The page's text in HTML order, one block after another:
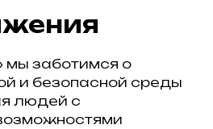
мы заботимся о
и безопасной среды
людей с